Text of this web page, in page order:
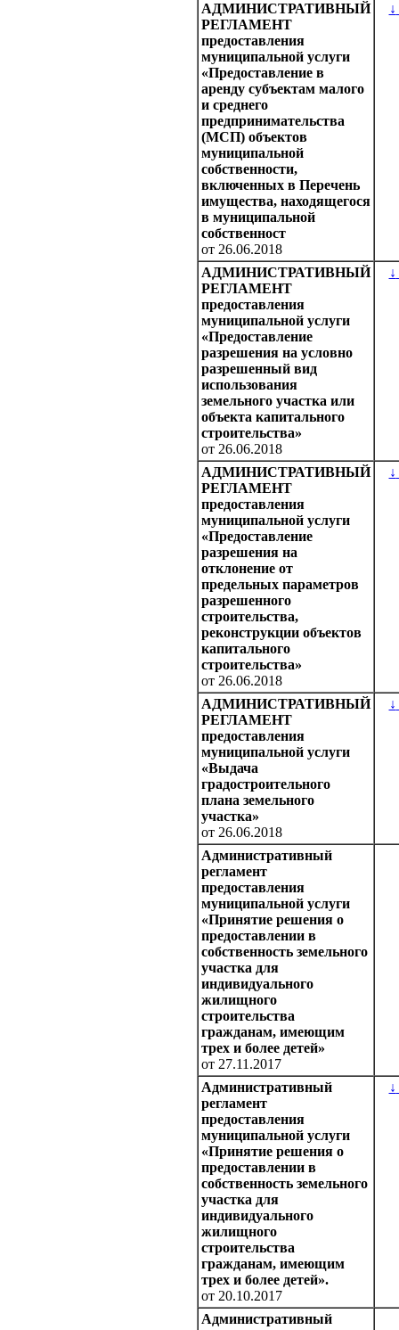
АДМИНИСТРАТИВНЫЙ
РЕГЛАМЕНТ
предоставления
муниципальной услуги
«Предоставление в
аренду субъектам малого
и среднего
предпринимательства
(МСП) объектов
муниципальной
собственности,
включенных в Перечень
имущества, находящегося
в муниципальной
собственност
от 26.06.2018
↓
АДМИНИСТРАТИВНЫЙ
РЕГЛАМЕНТ
предоставления
муниципальной услуги
«Предоставление
разрешения на условно
разрешенный вид
использования
земельного участка или
объекта капитального
строительства»
от 26.06.2018
↓
АДМИНИСТРАТИВНЫЙ
РЕГЛАМЕНТ
предоставления
муниципальной услуги
«Предоставление
разрешения на
отклонение от
предельных параметров
разрешенного
строительства,
реконструкции объектов
капитального
строительства»
от 26.06.2018
↓
АДМИНИСТРАТИВНЫЙ
РЕГЛАМЕНТ
предоставления
муниципальной услуги
«Выдача
градостроительного
плана земельного
участка»
от 26.06.2018
↓
Административный
регламент
предоставления
муниципальной услуги
«Принятие решения о
предоставлении в
собственность земельного
участка для
индивидуального
жилищного
строительства
гражданам, имеющим
трех и более детей»
от 27.11.2017
Административный
регламент
предоставления
муниципальной услуги
«Принятие решения о
предоставлении в
собственность земельного
участка для
индивидуального
жилищного
строительства
гражданам, имеющим
трех и более детей».
от 20.10.2017
↓
Административный